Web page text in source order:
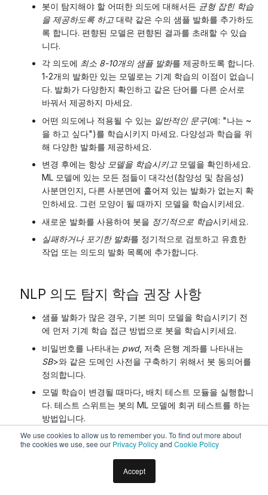
We use cookies to allow us to remember you. To find out more about
the cookies we use, see our Privacy Policyand Cookie Policy
Accept
봇이 탐지해야 할 어떠한 의도에 대해서든 균형 잡힌 학습
을 제공하도록 하고 대략 같은 수의 샘플 발화를 추가하도
록 합니다. 편향된 모델은 편향된 결과를 초래할 수 있습
니다.
각 의도에 최소 8-10개의 샘플 발화를 제공하도록 합니다.
1-2개의 발화만 있는 모델로는 기계 학습의 이점이 없습니
다. 발화가 다양한지 확인하고 같은 단어를 다른 순서로
바꿔서 제공하지 마세요.
어떤 의도에나 적용될 수 있는 일반적인 문구(예: "나는 ~
을 하고 싶다")를 학습시키지 마세요. 다양성과 학습을 위
해 다양한 발화를 제공하세요.
변경 후에는 항상 모델을 학습시키고 모델을 확인하세요.
ML 모델에 있는 모든 점들이 대각선(참양성 및 참음성)
사분면인지, 다른 사분면에 흩어져 있는 발화가 없는지 확
인하세요. 그런 모양이 될 때까지 모델을 학습시키세요.
새로운 발화를 사용하여 봇을 정기적으로 학습시키세요.
실패하거나 포기한 발화를 정기적으로 검토하고 유효한
작업 또는 의도의 발화 목록에 추가합니다.
NLP 의도 탐지 학습 권장 사항
샘플 발화가 많은 경우, 기본 의미 모델을 학습시키기 전
에 먼저 기계 학습 접근 방법으로 봇을 학습시키세요.
비밀번호를 나타내는 pwd, 저축 은행 계좌를 나타내는
SB>와 같은 도메인 사전을 구축하기 위해서 봇 동의어를
정의합니다.
모델 학습이 변경될 때마다, 배치 테스트 모듈을 실행합니
다. 테스트 스위트는 봇의 ML 모델에 회귀 테스트를 하는
방법입니다.
NLP 엔티티 탐지 학습 권장 사항
엔티티를 학습시키는 가장 좋은 접근 방법은 아래에 설명된 엔